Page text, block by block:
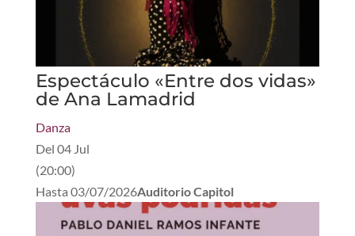
Espectáculo «Entre dos vidas»
de Ana Lamadrid
Danza
Del 04 Jul
(20:00)
Hasta 03/07/2026Auditorio Capitol